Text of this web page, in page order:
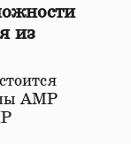
из
АМР